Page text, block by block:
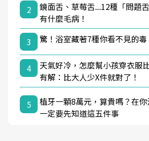
2
鏡面舌、草莓舌...12種「問題
有什麼毛病！
3
驚！浴室藏著7種你看不見的毒
4
天氣好冷，怎麼幫小孩穿衣服
有解：比大人少X件就對了！
5
植牙一顆8萬元，算貴嗎？在你
一定要先知道這五件事